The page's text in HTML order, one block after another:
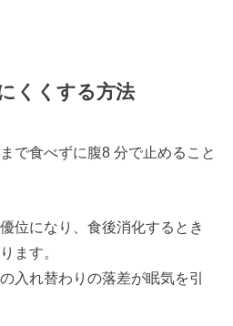
くくする方法
で食べずに腹8 分で止めること
位になり、食後消化するとき
ます。
入れ替わりの落差が眠気を引